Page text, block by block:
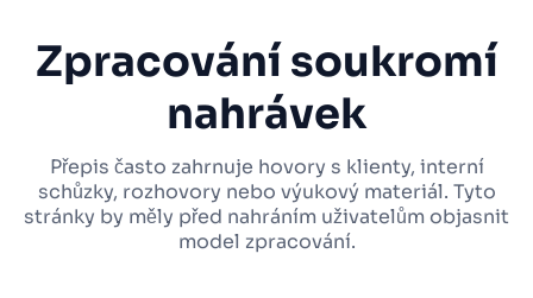
Zpracování soukromí
nahrávek
Přepis často zahrnuje hovory s klienty, interní
schůzky, rozhovory nebo výukový materiál. Tyto
stránky by měly před nahráním uživatelům objasnit
model zpracování.